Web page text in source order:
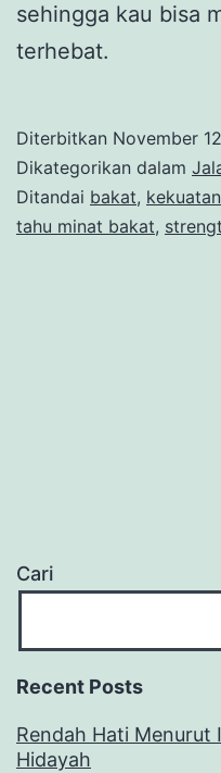
sehingga kau bisa
terhebat.
Diterbitkan November
Dikategorikan dalam
Ditandai bakat, kekuatan
tahu minat bakat,
Cari
Recent Posts
Rendah Hati Menurut
Hidayah